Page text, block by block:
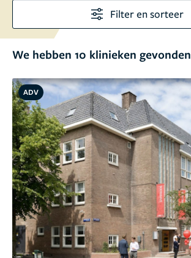
Filter en sorteer
We hebben 10 klinieken gevonden
ADV